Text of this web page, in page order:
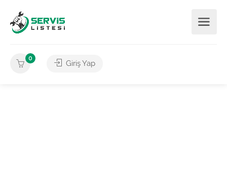
0
Giriş Yap